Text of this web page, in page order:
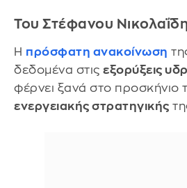
Του Στέφανου Νικολαΐδη
Η πρόσφατη ανακοίνωση
δεδομένα στις εξορύξεις
φέρνει ξανά στο προσκήνιο
ενεργειακής στρατηγικής